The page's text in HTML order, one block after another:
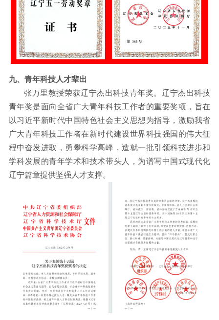
九、青年科技人才辈出
张万里教授荣获辽宁杰出科技青年奖。辽宁杰出科技
青年奖是面向全省广大青年科技工作者的重要奖项，旨在
以习近平新时代中国特色社会主义思想为指导，激励我省
广大青年科技工作者在新时代建设世界科技强国的伟大征
程中奋发进取，勇攀科学高峰，造就一批引领科技进步和
学科发展的青年学术和技术带头人，为谱写中国式现代化
辽宁篇章提供坚强人才支撑。